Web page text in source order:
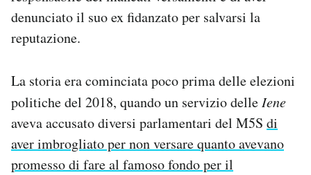
denunciato il suo ex fidanzato per salvarsi la
reputazione.
La storia era cominciata poco prima delle elezioni
politiche del 2018, quando un servizio delleIene
aveva accusato diversi parlamentari del M5S di
aver imbrogliato per non versare quanto avevano
promesso di fare al famoso fondo per il